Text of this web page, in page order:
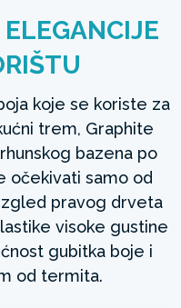
koje se koriste za
trem, Graphite
bazena po
očekivati samo od
pravog drveta
visoke gustine
gubitka boje i
od termita.